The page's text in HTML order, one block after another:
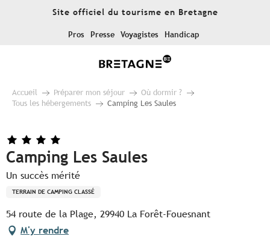
Site officiel du tourisme en Bretagne
Pros Presse Voyagistes Handicap
Accueil Préparer mon séjour
Où dormir ?
Tous les hébergements
Camping Les Saules
Camping Les Saules
Un succès mérité
TERRAIN DE CAMPING CLASSÉ
54 route de la Plage, 29940 La Forêt-Fouesnant
M'y rendre